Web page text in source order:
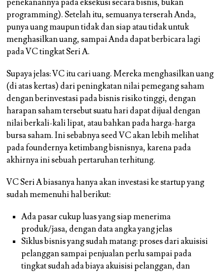
penekanannya pada eksekusi secara bisnis, bukan
programming). Setelah itu, semuanya terserah Anda,
punya uang maupun tidak dan siap atau tidak untuk
menghasilkan uang, sampai Anda dapat berbicara lagi
pada VC tingkat Seri A.
Supaya jelas: VC itu cari uang. Mereka menghasilkan uang
(di atas kertas) dari peningkatan nilai pemegang saham
dengan berinvestasi pada bisnis risiko tinggi, dengan
harapan saham tersebut suatu hari dapat dijual dengan
nilai berkali-kali lipat, atau bahkan pada harga-harga
bursa saham. Ini sebabnya seed VC akan lebih melihat
pada foundernya ketimbang bisnisnya, karena pada
akhirnya ini sebuah pertaruhan terhitung.
VC Seri A biasanya hanya akan investasi ke startup yang
sudah memenuhi hal berikut:
Ada pasar cukup luas yang siap menerima
produk/jasa, dengan data angka yang jelas
Siklus bisnis yang sudah matang: proses dari akuisisi
pelanggan sampai penjualan perlu sampai pada
tingkat sudah ada biaya akuisisi pelanggan, dan